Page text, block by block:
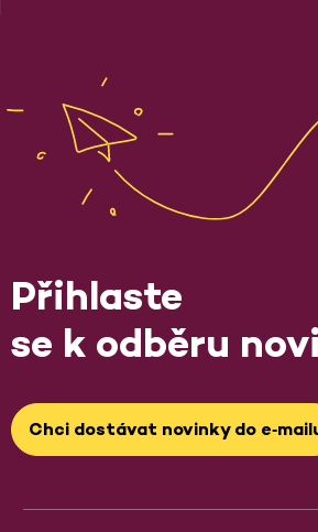
Přihlaste
se k odběru
Chci dostávat novinky do